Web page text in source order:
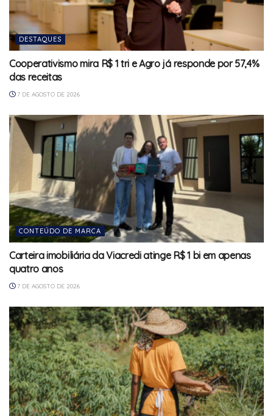
DESTAQUES
Cooperativismo mira R$ 1 tri e Agro já responde por 57,4%
das receitas
7 DE AGOSTO DE 2026
CONTEÚDO DE MARCA
Carteira imobiliária da Viacredi atinge R$ 1 bi em apenas
quatro anos
7 DE AGOSTO DE 2026